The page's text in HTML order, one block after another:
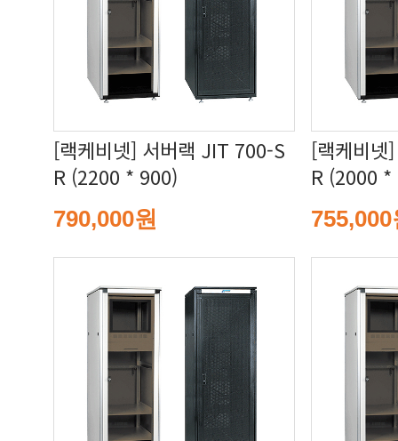
R (2200 * 900)
790,000원
R (2000
755,000